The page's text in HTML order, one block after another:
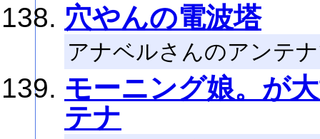
穴やんの電波塔
アナベルさんのアンテ
モーニング娘。が
テナ